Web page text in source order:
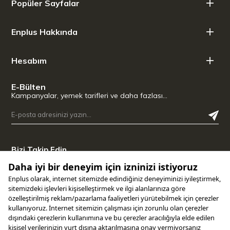
Tat Profili: Çiçeksi ve Tatlı Meyvemsi Notalar
İçim Sertliği: Düşük
Popüler Sayfalar
Enplus Hakkında
Hesabım
E-Bülten
Kampanyalar, yemek tarifleri ve daha fazlası…
Bizi Takip Edin
Uygulamamızı İndirin